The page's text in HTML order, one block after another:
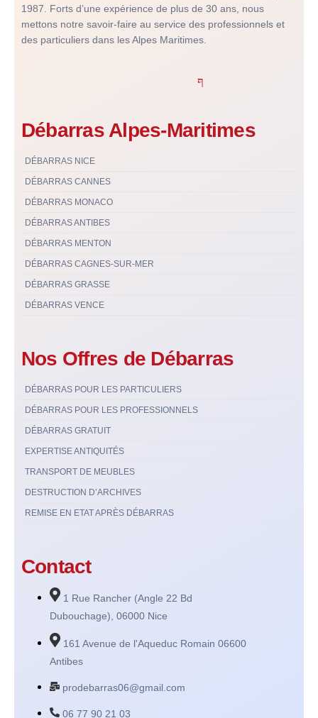
1987. Forts d’une expérience de plus de 30 ans, nous
mettons notre savoir-faire au service des professionnels et
des particuliers dans les Alpes Maritimes.
Débarras Alpes-Maritimes
DÉBARRAS NICE
DÉBARRAS CANNES
DÉBARRAS MONACO
DÉBARRAS ANTIBES
DÉBARRAS MENTON
DÉBARRAS CAGNES-SUR-MER
DÉBARRAS GRASSE
DÉBARRAS VENCE
Nos Offres de Débarras
DÉBARRAS POUR LES PARTICULIERS
DÉBARRAS POUR LES PROFESSIONNELS
DÉBARRAS GRATUIT
EXPERTISE ANTIQUITÉS
TRANSPORT DE MEUBLES
DESTRUCTION D’ARCHIVES
REMISE EN ETAT APRÈS DÉBARRAS
Contact
1 Rue Rancher (Angle 22 Bd
Dubouchage), 06000 Nice
161 Avenue de l'Aqueduc Romain 06600
Antibes
prodebarras06@gmail.com
06 77 90 21 03